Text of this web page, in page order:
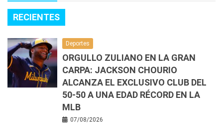
RECIENTES
Deportes
ORGULLO ZULIANO EN LA GRAN
CARPA: JACKSON CHOURIO
ALCANZA EL EXCLUSIVO CLUB DEL
50-50 A UNA EDAD RÉCORD EN LA
MLB
07/08/2026